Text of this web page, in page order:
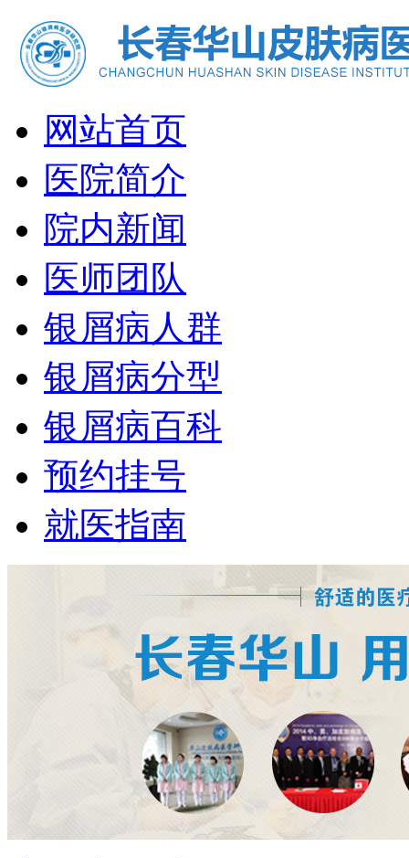
网站首页
医院简介
院内新闻
医师团队
银屑病人群
银屑病分型
银屑病百科
预约挂号
就医指南